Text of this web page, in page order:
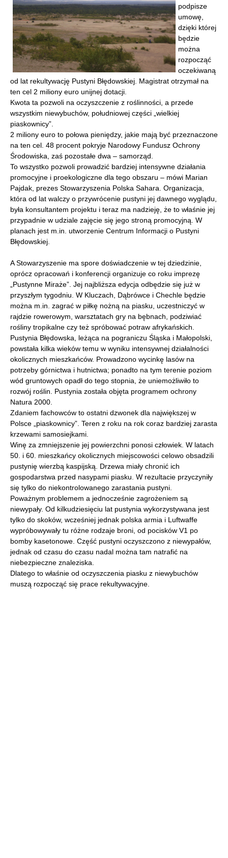
podpisze
umowę,
dzięki której
będzie
można
rozpocząć
oczekiwaną
od lat rekultywację Pustyni Błędowskiej. Magistrat otrzymał na
ten cel 2 miliony euro unijnej dotacji.
Kwota ta pozwoli na oczyszczenie z roślinności, a przede
wszystkim niewybuchów, południowej części „wielkiej
piaskownicy”.
2 miliony euro to połowa pieniędzy, jakie mają być przeznaczone
na ten cel. 48 procent pokryje Narodowy Fundusz Ochrony
Środowiska, zaś pozostałe dwa – samorząd.
To wszystko pozwoli prowadzić bardziej intensywne działania
promocyjne i proekologiczne dla tego obszaru – mówi Marian
Pajdak, prezes Stowarzyszenia Polska Sahara. Organizacja,
która od lat walczy o przywrócenie pustyni jej dawnego wyglądu,
była konsultantem projektu i teraz ma nadzieję, że to właśnie jej
przypadnie w udziale zajęcie się jego stroną promocyjną. W
planach jest m.in. utworzenie Centrum Informacji o Pustyni
Błędowskiej.
A Stowarzyszenie ma spore doświadczenie w tej dziedzinie,
oprócz opracowań i konferencji organizuje co roku imprezę
„Pustynne Miraże”. Jej najbliższa edycja odbędzie się już w
przyszłym tygodniu. W Kluczach, Dąbrówce i Chechle będzie
można m.in. zagrać w piłkę nożną na piasku, uczestniczyć w
rajdzie rowerowym, warsztatach gry na bębnach, podziwiać
rośliny tropikalne czy też spróbować potraw afrykańskich.
Pustynia Błędowska, leżąca na pograniczu Śląska i Małopolski,
powstała kilka wieków temu w wyniku intensywnej działalności
okolicznych mieszkańców. Prowadzono wycinkę lasów na
potrzeby górnictwa i hutnictwa; ponadto na tym terenie poziom
wód gruntowych opadł do tego stopnia, że uniemożliwiło to
rozwój roślin. Pustynia została objęta programem ochrony
Natura 2000.
Zdaniem fachowców to ostatni dzwonek dla największej w
Polsce „piaskownicy”. Teren z roku na rok coraz bardziej zarasta
krzewami samosiejkami.
Winę za zmniejszenie jej powierzchni ponosi człowiek. W latach
50. i 60. mieszkańcy okolicznych miejscowości celowo obsadzili
pustynię wierzbą kaspijską. Drzewa miały chronić ich
gospodarstwa przed nasypami piasku. W rezultacie przyczyniły
się tylko do niekontrolowanego zarastania pustyni.
Poważnym problemem a jednocześnie zagrożeniem są
niewypały. Od kilkudziesięciu lat pustynia wykorzystywana jest
tylko do skoków, wcześniej jednak polska armia i Luftwaffe
wypróbowywały tu różne rodzaje broni, od pocisków V1 po
bomby kasetonowe. Część pustyni oczyszczono z niewypałów,
jednak od czasu do czasu nadal można tam natrafić na
niebezpieczne znaleziska.
Dlatego to właśnie od oczyszczenia piasku z niewybuchów
muszą rozpocząć się prace rekultywacyjne.